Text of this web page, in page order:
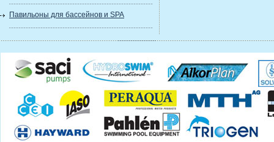
Павильоны для бассейнов и SPA